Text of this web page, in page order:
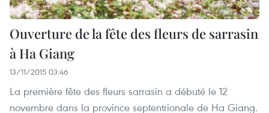
Ouverture de la fête des fleurs de sarrasin
à Ha Giang
13/11/2015 03:46
La première fête des fleurs sarrasin a débuté le 12
novembre dans la province septentrionale de Ha Giang.